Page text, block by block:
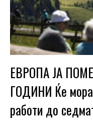
ЕВРОПА ЈА
ГОДИНИ Ќе
работи до